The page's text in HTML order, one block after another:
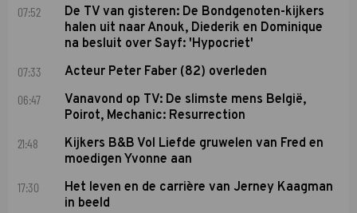
07:52
De TV van gisteren: De Bondgenoten-kijkers
halen uit naar Anouk, Diederik en Dominique
na besluit over Sayf: 'Hypocriet'
07:33 Acteur Peter Faber (82) overleden
06:47
Vanavond op TV: De slimste mens België,
Poirot, Mechanic: Resurrection
21:48
Kijkers B&B Vol Liefde gruwelen van Fred en
moedigen Yvonne aan
17:30
Het leven en de carrière van Jerney Kaagman
in beeld